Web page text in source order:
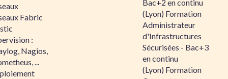
Fabric
:
Nagios,
...
Bac+2 en continu
(Lyon) Formation
Administrateur
d'Infrastructures
Sécurisées - Bac+3
en continu
(Lyon) Formation